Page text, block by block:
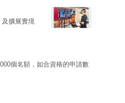
及擴展實境
個名額，如合資格的申請數